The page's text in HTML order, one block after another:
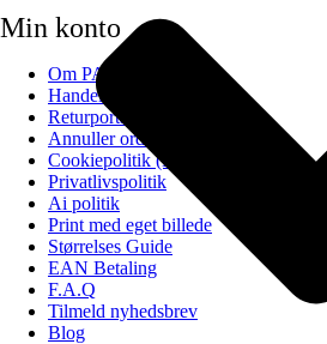
Min konto
Om PAPAPAPA
Handelsbetingelser
Returportal
Annuller ordre
Cookiepolitik (EU)
Privatlivspolitik
Ai politik
Print med eget billede
Størrelses Guide
EAN Betaling
F.A.Q
Tilmeld nyhedsbrev
Blog